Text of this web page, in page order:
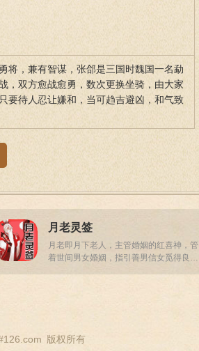
将，兼有智谋，张郃是三国时魏国一名勐
，双方愈战愈勇，数次更换坐骑，由大家
要待人忍让嫌和，当可趋吉避凶，和气致
月老灵签
月老即月下老人，主管婚姻的红喜神，管
着世间男女婚姻，指引善男信女觅得良
版权所有